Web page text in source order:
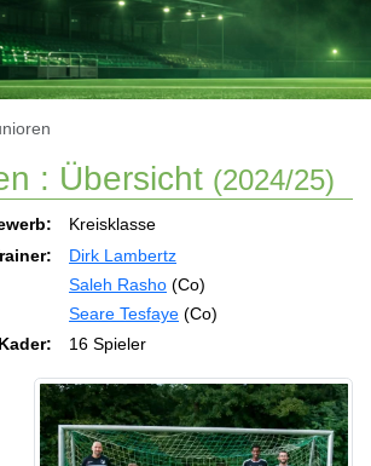
: Übersicht (2024/25)
Kreisklasse
Dirk Lambertz
Saleh Rasho (Co)
Seare Tesfaye (Co)
Kader:
16 Spieler